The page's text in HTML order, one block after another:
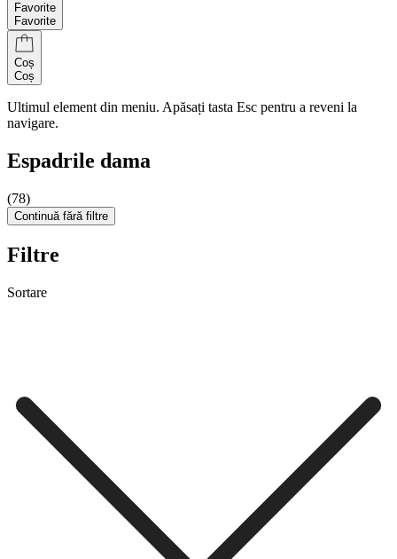
Favorite
Favorite
Coș
Coș
Ultimul element din meniu. Apăsați tasta Esc pentru a reveni la
navigare.
Espadrile dama
(78)
Continuă fără filtre
Filtre
Sortare